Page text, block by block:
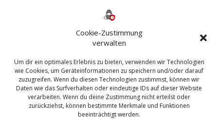
Cookie-Zustimmung
verwalten
Um dir ein optimales Erlebnis zu bieten, verwenden wir Technologien
wie Cookies, um Geräteinformationen zu speichern und/oder darauf
zuzugreifen. Wenn du diesen Technologien zustimmst, können wir
Daten wie das Surfverhalten oder eindeutige IDs auf dieser Website
verarbeiten. Wenn du deine Zustimmung nicht erteilst oder
zurückziehst, können bestimmte Merkmale und Funktionen
beeinträchtigt werden.
Bautagebuch
Exchange firewall Fritzbox
Microsoft
Sanierung SBS Security Server Sicherheit
Sicherung SIEM Sophos SSL Ubuntu
Update Upgrade UTM VCenter VCSA Veeam
VMWare VPN WAZUH Windows
Zertifikat